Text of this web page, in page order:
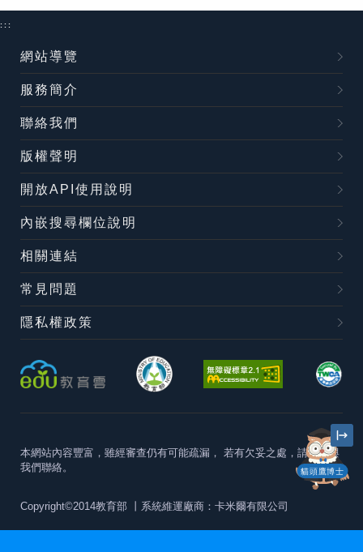
貓頭鷹博士
:::
網站導覽
服務簡介
聯絡我們
版權聲明
開放API使用說明
內嵌搜尋欄位說明
相關連結
常見問題
隱私權政策
本網站內容豐富，雖經審查仍有可能疏漏， 若有欠妥之處，請隨時與
我們聯絡。
Copyright©2014教育部 丨系統維運廠商：卡米爾有限公司